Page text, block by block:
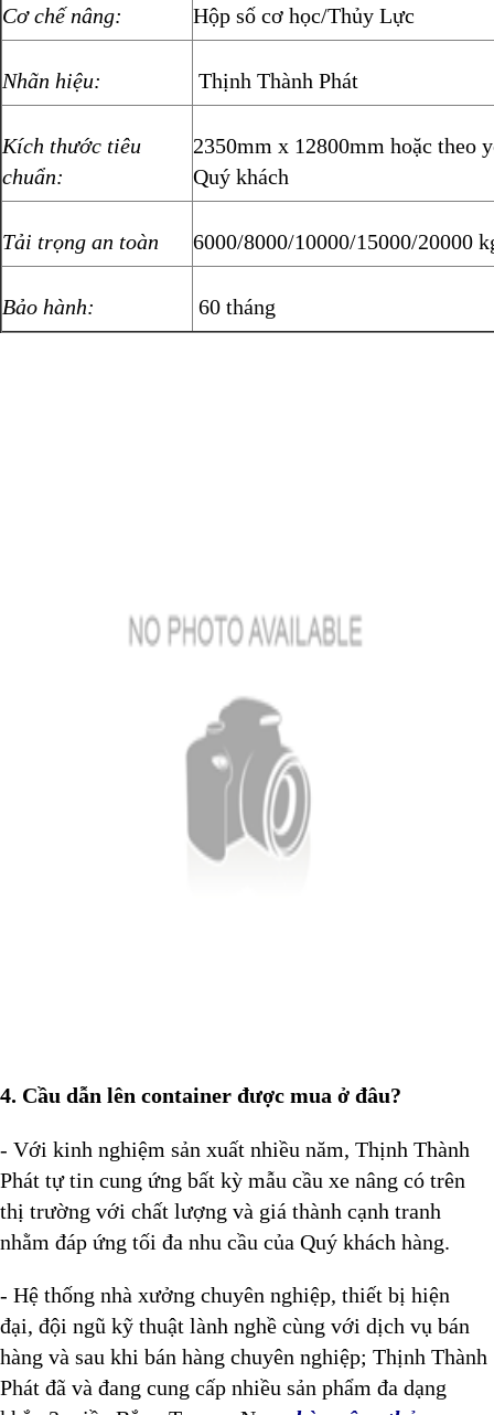
Cơ chế nâng: Hộp số cơ học/Thủy Lực
Nhãn hiệu: Thịnh Thành Phát
Kích thước tiêu
chuẩn:
2350mm x 12800mm hoặc theo
Quý khách
Tải trọng an toàn 6000/8000/10000/15000/20000
Bảo hành: 60 tháng
4. Cầu dẫn lên container được mua ở đâu?
- Với kinh nghiệm sản xuất nhiều năm, Thịnh Thành
Phát tự tin cung ứng bất kỳ mẫu cầu xe nâng có trên
thị trường với chất lượng và giá thành cạnh tranh
nhằm đáp ứng tối đa nhu cầu của Quý khách hàng.
- Hệ thống nhà xưởng chuyên nghiệp, thiết bị hiện
đại, đội ngũ kỹ thuật lành nghề cùng với dịch vụ bán
hàng và sau khi bán hàng chuyên nghiệp; Thịnh Thành
Phát đã và đang cung cấp nhiều sản phẩm đa dạng